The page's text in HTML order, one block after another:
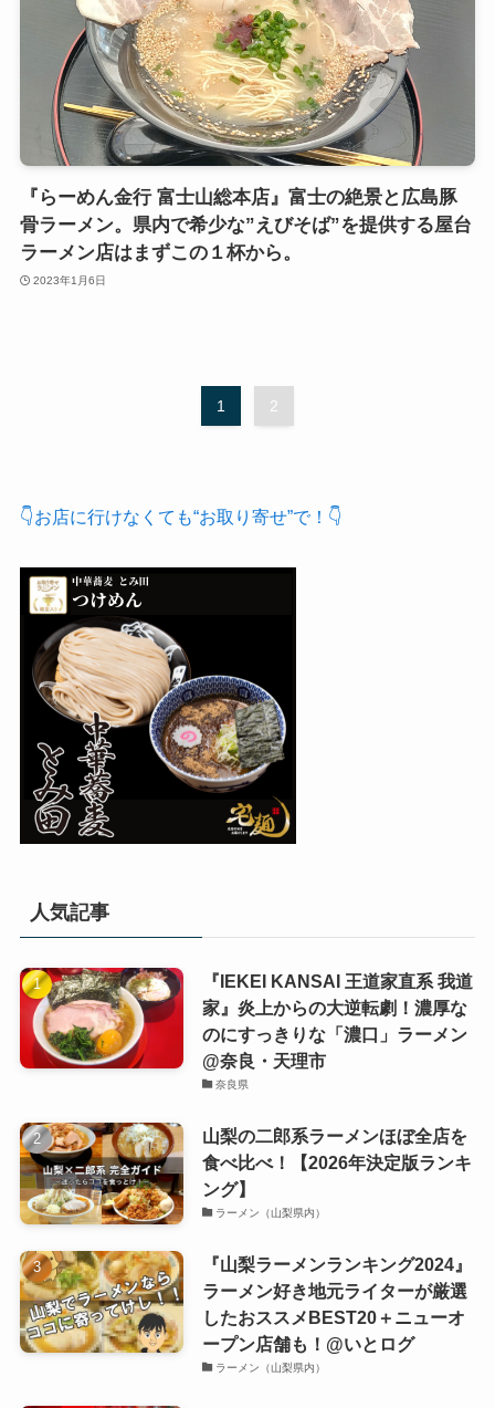
『らーめん金行 富士山総本店』富士の絶景と広島豚
骨ラーメン。県内で希少な”えびそば”を提供する屋台
ラーメン店はまずこの１杯から。
2023年1月6日
1 2
👇お店に行けなくても“お取り寄せ”で！👇
人気記事
『IEKEI KANSAI 王道家直系 我道
家』炎上からの大逆転劇！濃厚な
のにすっきりな「濃口」ラーメン
@奈良・天理市
奈良県
山梨の二郎系ラーメンほぼ全店を
食べ比べ！【2026年決定版ランキ
ング】
ラーメン（山梨県内）
『山梨ラーメンランキング2024』
ラーメン好き地元ライターが厳選
したおススメBEST20＋ニューオ
ープン店舗も！@いとログ
ラーメン（山梨県内）